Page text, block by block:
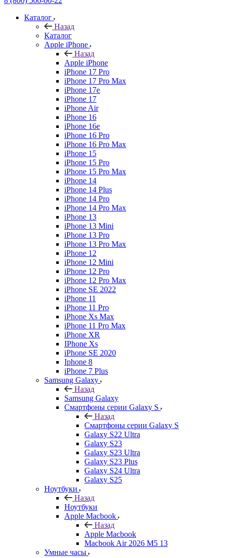
Каталог
Назад
Каталог
Apple iPhone
Назад
Apple iPhone
iPhone 17 Pro
iPhone 17 Pro Max
iPhone 17e
iPhone 17
iPhone Air
iPhone 16
iPhone 16e
iPhone 16 Pro
iPhone 16 Pro Max
iPhone 15
iPhone 15 Pro
iPhone 15 Pro Max
iPhone 14
iPhone 14 Plus
iPhone 14 Pro
iPhone 14 Pro Max
iPhone 13
iPhone 13 Mini
iPhone 13 Pro
iPhone 13 Pro Max
iPhone 12
iPhone 12 Mini
iPhone 12 Pro
iPhone 12 Pro Max
iPhone SE 2022
iPhone 11
iPhone 11 Pro
iPhone Xs Max
iPhone 11 Pro Max
iPhone XR
IPhone Xs
iPhone SE 2020
Iphone 8
iPhone 7 Plus
Samsung Galaxy
Назад
Samsung Galaxy
Смартфоны серии Galaxy S
Назад
Смартфоны серии Galaxy S
Galaxy S22 Ultra
Galaxy S23
Galaxy S23 Ultra
Galaxy S23 Plus
Galaxy S24 Ultra
Galaxy S25
Ноутбуки
Назад
Ноутбуки
Apple Macbook
Назад
Apple Macbook
Macbook Air 2026 M5 13
Умные часы